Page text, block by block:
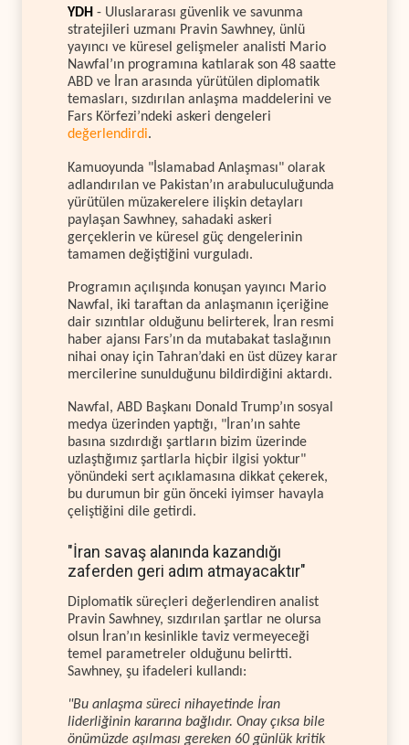
YDH - Uluslararası güvenlik ve savunma
stratejileri uzmanı Pravin Sawhney, ünlü
yayıncı ve küresel gelişmeler analisti Mario
Nawfal’ın programına katılarak son 48 saatte
ABD ve İran arasında yürütülen diplomatik
temasları, sızdırılan anlaşma maddelerini ve
Fars Körfezi’ndeki askeri dengeleri
değerlendirdi.
Kamuoyunda "İslamabad Anlaşması" olarak
adlandırılan ve Pakistan’ın arabuluculuğunda
yürütülen müzakerelere ilişkin detayları
paylaşan Sawhney, sahadaki askeri
gerçeklerin ve küresel güç dengelerinin
tamamen değiştiğini vurguladı.
Programın açılışında konuşan yayıncı Mario
Nawfal, iki taraftan da anlaşmanın içeriğine
dair sızıntılar olduğunu belirterek, İran resmi
haber ajansı Fars’ın da mutabakat taslağının
nihai onay için Tahran’daki en üst düzey karar
mercilerine sunulduğunu bildirdiğini aktardı.
Nawfal, ABD Başkanı Donald Trump’ın sosyal
medya üzerinden yaptığı, "İran’ın sahte
basına sızdırdığı şartların bizim üzerinde
uzlaştığımız şartlarla hiçbir ilgisi yoktur"
yönündeki sert açıklamasına dikkat çekerek,
bu durumun bir gün önceki iyimser havayla
çeliştiğini dile getirdi.
"İran savaş alanında kazandığı
zaferden geri adım atmayacaktır"
Diplomatik süreçleri değerlendiren analist
Pravin Sawhney, sızdırılan şartlar ne olursa
olsun İran’ın kesinlikle taviz vermeyeceği
temel parametreler olduğunu belirtti.
Sawhney, şu ifadeleri kullandı:
"Bu anlaşma süreci nihayetinde İran
liderliğinin kararına bağlıdır. Onay çıksa bile
önümüzde aşılması gereken 60 günlük kritik